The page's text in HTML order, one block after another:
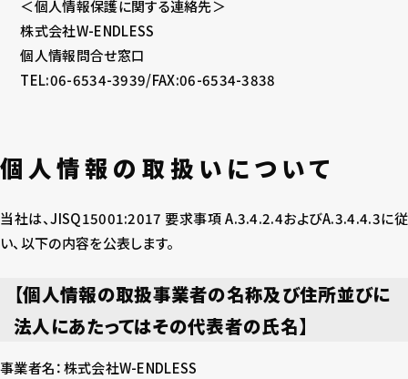
＜個人情報保護に関する連絡先＞
株式会社W-ENDLESS
個人情報問合せ窓口
TEL:06-6534-3939/FAX:06-6534-3838
個人情報の取扱いについて
当社は、JISQ15001:2017 要求事項 A.3.4.2.4およびA.3.4.4.3に従
い、以下の内容を公表します。
【個人情報の取扱事業者の名称及び住所並びに
法人にあたってはその代表者の氏名】
事業者名：株式会社W-ENDLESS